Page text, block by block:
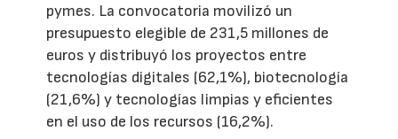
pymes. La convocatoria movilizó un
presupuesto elegible de 231,5 millones de
euros y distribuyó los proyectos entre
tecnologías digitales (62,1%), biotecnología
(21,6%) y tecnologías limpias y eficientes
en el uso de los recursos (16,2%).